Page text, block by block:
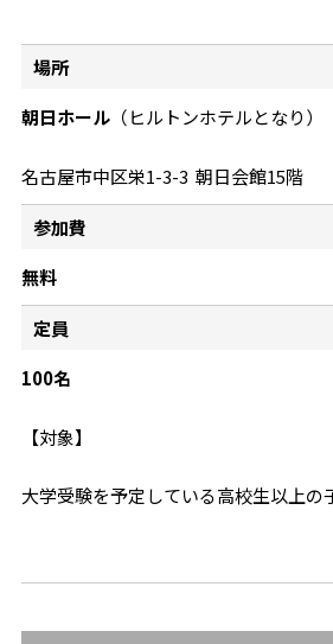
場所
朝日ホール（ヒルトンホテルとなり）
名古屋市中区栄1-3-3 朝日会館15階
参加費
無料
定員
100名
【対象】
大学受験を予定している高校生以上の